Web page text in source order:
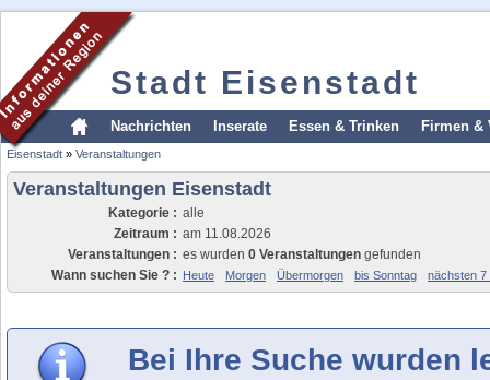
Stadt Eisenstadt
Nachrichten Inserate Essen & Trinken Firmen &
Eisenstadt » Veranstaltungen
Veranstaltungen Eisenstadt
Kategorie : alle
Zeitraum : am 11.08.2026
Veranstaltungen : es wurden 0 Veranstaltungen gefunden
Wann suchen Sie ? : Heute Morgen Übermorgen bis Sonntag nächsten 7
Bei Ihre Suche wurden